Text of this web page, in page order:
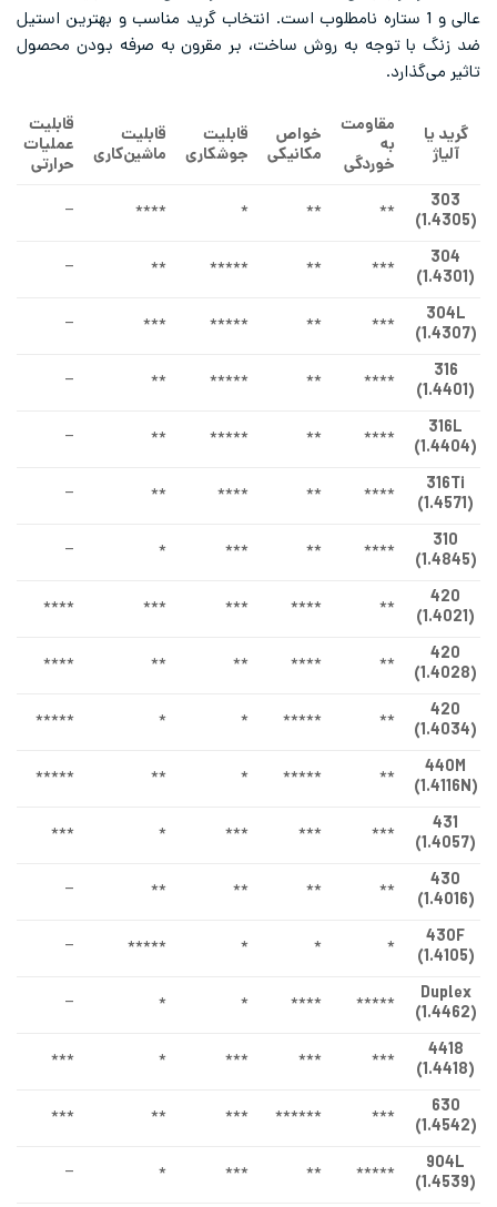
عالی و 1 ستاره نامطلوب است. انتخاب گرید مناسب و بهترین استیل
ضد زنگ با توجه به روش ساخت، بر مقرون به صرفه بودن محصول
تاثیر می‌گذارد.
گرید یا
آلیاژ
مقاومت
به
خوردگی
خواص
مکانیکی
قابلیت
جوشکاری
قابلیت
ماشین‌کاری
قابلیت
عملیات
حرارتی
303
(1.4305)
**
**
*
****
–
304
(1.4301)
***
**
*****
**
–
304L
(1.4307)
***
**
*****
***
–
316
(1.4401)
****
**
*****
**
–
316L
(1.4404)
****
**
*****
**
–
316Ti
(1.4571)
****
**
****
**
–
310
(1.4845)
****
**
***
*
–
420
(1.4021)
**
****
***
***
****
420
(1.4028)
**
****
**
**
****
420
(1.4034)
**
*****
*
*
*****
440M
(1.4116N)
**
*****
*
**
*****
431
(1.4057)
***
***
***
*
***
430
(1.4016)
**
**
**
**
–
430F
(1.4105)
*
*
*
*****
–
Duplex
(1.4462)
*****
****
*
*
–
4418
(1.4418)
***
***
***
*
***
630
(1.4542)
***
******
***
**
***
904L
(1.4539)
*****
**
***
*
–